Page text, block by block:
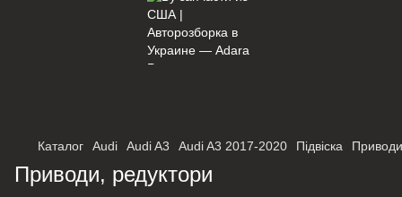
Оберіть мережу для переходу
Каталог Audi Audi A3 Audi A3 2017-2020 Підвіска
Приводи, редуктори